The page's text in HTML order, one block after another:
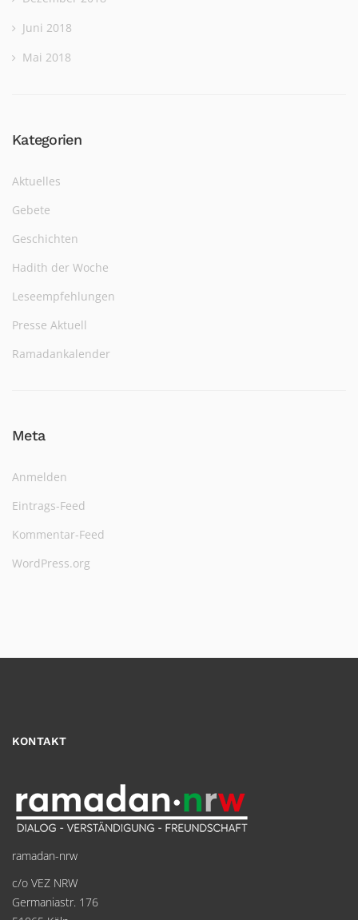
Juni 2018
Mai 2018
Kategorien
Aktuelles
Gebete
Geschichten
Hadith der Woche
Leseempfehlungen
Presse Aktuell
Ramadankalender
Meta
Anmelden
Eintrags-Feed
Kommentar-Feed
WordPress.org
KONTAKT
ramadan-nrw
c/o VEZ NRW
Germaniastr. 176